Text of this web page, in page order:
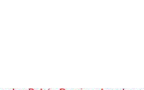
“normalmente los favoritos